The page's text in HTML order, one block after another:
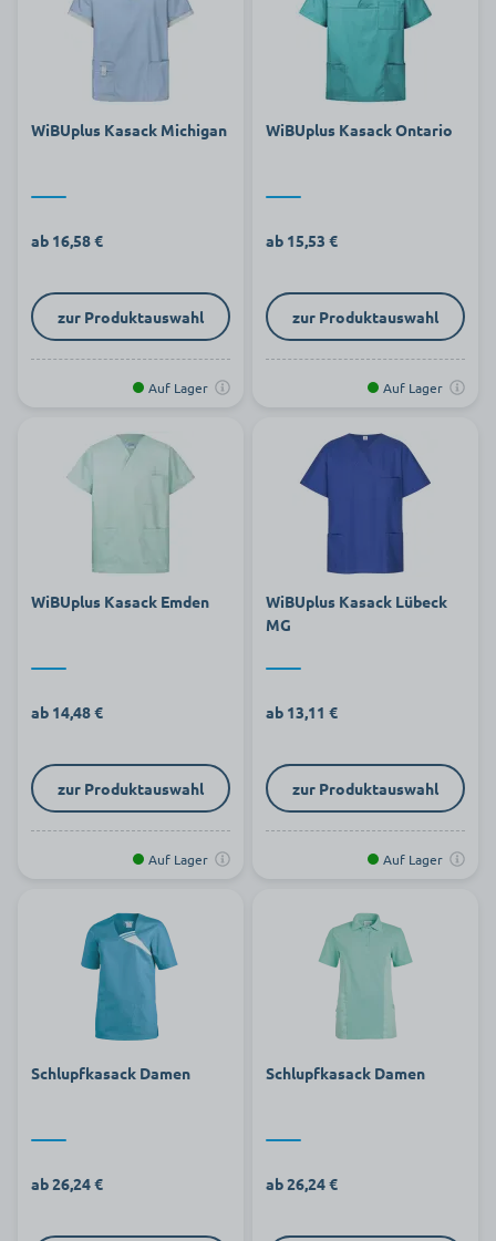
WiBUplus Kasack Michigan
ab 16,58 €
zur Produktauswahl
Auf Lager
WiBUplus Kasack Ontario
ab 15,53 €
zur Produktauswahl
Auf Lager
WiBUplus Kasack Emden
ab 14,48 €
zur Produktauswahl
Auf Lager
WiBUplus Kasack Lübeck
MG
ab 13,11 €
zur Produktauswahl
Auf Lager
Schlupfkasack Damen
ab 26,24 €
Schlupfkasack Damen
ab 26,24 €